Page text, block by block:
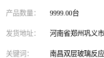
产品数量： 9999.00台
发货地址： 河南省郑州巩义市
关键词： 南昌双层玻璃反